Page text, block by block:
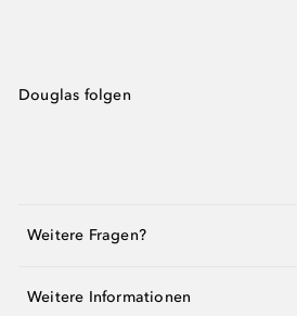
Douglas folgen
Weitere Fragen?
Weitere Informationen